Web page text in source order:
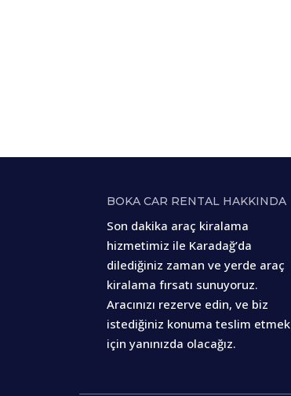
BOKA CAR RENTAL HAKKINDA
Son dakika araç kiralama
hizmetimiz ile Karadağ’da
dilediğiniz zaman ve yerde araç
kiralama fırsatı sunuyoruz.
Aracınızı rezerve edin, ve biz
istediğiniz konuma teslim etmek
için yanınızda olacağız.